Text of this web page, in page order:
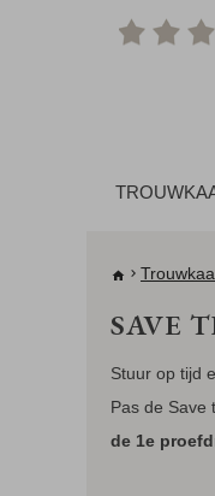
SAVE
Stuur op tijd
Pas de Save
de 1e